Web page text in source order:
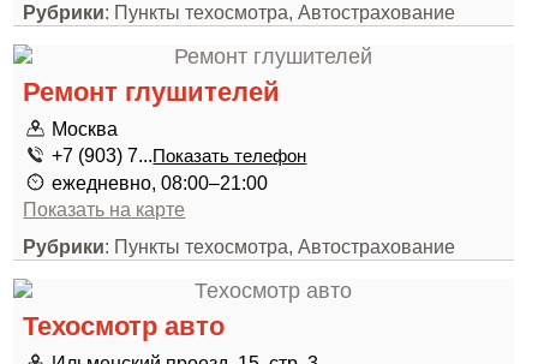
Рубрики: Пункты техосмотра, Автострахование
Ремонт глушителей
Москва
+7 (903) 7...Показать телефон
ежедневно, 08:00–21:00
Показать на карте
Рубрики: Пункты техосмотра, Автострахование
Техосмотр авто